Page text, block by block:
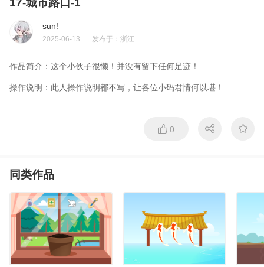
17-城市路口-1
sun!
2025-06-13 发布于： 浙江
作品简介： 这个小伙子很懒！并没有留下任何足迹！
操作说明： 此人操作说明都不写，让各位小码君情何以堪！
0
同类作品